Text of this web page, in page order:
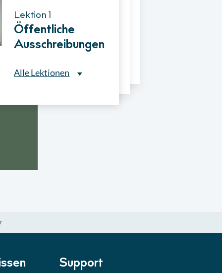
Lektion 1
Öffentliche
Ausschreibungen
Alle Lektionen
Vergabeverfahre
Alle Lektionen
im Vergabeverfahren► 3:18 Min
von Angeboten Lektion
Support